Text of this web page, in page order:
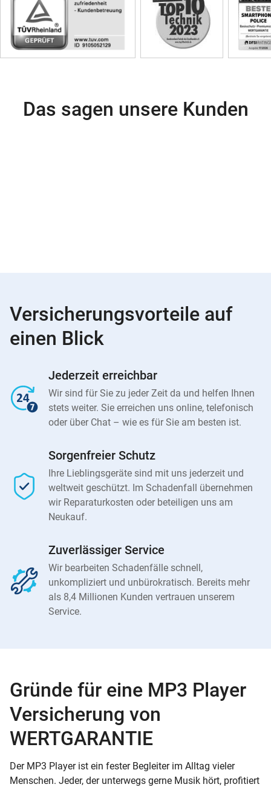
Das sagen unsere Kunden
Versicherungsvorteile auf
einen Blick
Jederzeit erreichbar
Wir sind für Sie zu jeder Zeit da und helfen Ihnen
stets weiter. Sie erreichen uns online, telefonisch
oder über Chat – wie es für Sie am besten ist.
Sorgenfreier Schutz
Ihre Lieblingsgeräte sind mit uns jederzeit und
weltweit geschützt. Im Schadenfall übernehmen
wir Reparaturkosten oder beteiligen uns am
Neukauf.
Zuverlässiger Service
Wir bearbeiten Schadenfälle schnell,
unkompliziert und unbürokratisch. Bereits mehr
als 8,4 Millionen Kunden vertrauen unserem
Service.
Gründe für eine MP3 Player
Versicherung von
WERTGARANTIE
Der MP3 Player ist ein fester Begleiter im Alltag vieler
Menschen. Jeder, der unterwegs gerne Musik hört, profitiert